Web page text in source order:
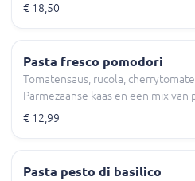
€ 18,50
Pasta fresco pomodori
Tomatensaus, rucola,
Parmezaanse kaas en een mix van
€ 12,99
Pasta pesto di basilico